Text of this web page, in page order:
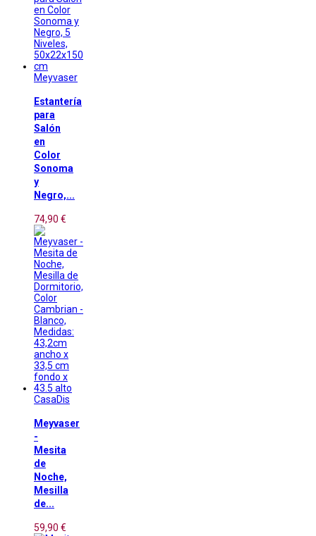
Meyvaser
Estantería
para
Salón
en
Color
Sonoma
y
Negro,...
74,90 €
CasaDis
Meyvaser
-
Mesita
de
Noche,
Mesilla
de...
59,90 €